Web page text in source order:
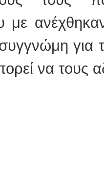
με
για
να τους